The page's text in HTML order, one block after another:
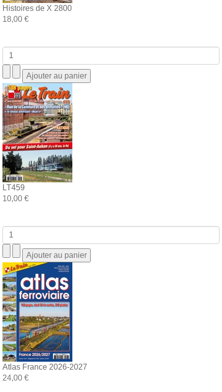
Histoires de X 2800
18,00 €
LT459
10,00 €
Atlas France 2026-2027
24,00 €